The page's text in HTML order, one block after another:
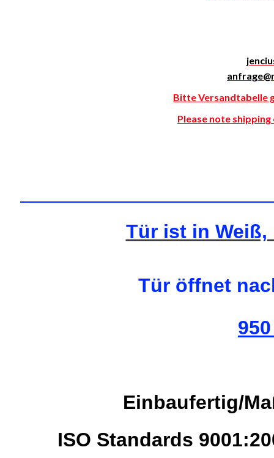
Bitte Versandtabelle
Please note
Tür ist in
Tür öffnet
Einbaufertig/
ISO Standards